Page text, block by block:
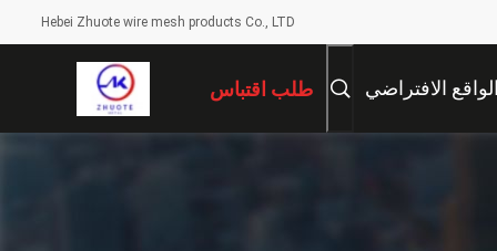
Hebei Zhuote wire mesh products Co., LTD
الافتراضي طلب اقتباس